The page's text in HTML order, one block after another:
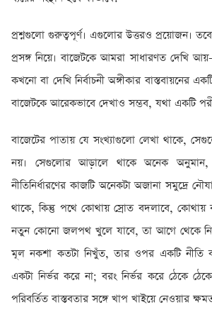
প্রশ্নগুলো গুরুত্বপূর্ণ। এগুলোর উত্তরও প্রয়োজন।
প্রসঙ্গ নিয়ে। বাজেটকে আমরা সাধারণত দেখি আয়-
কখনো বা দেখি নির্বাচনী অঙ্গীকার বাস্তবায়নের
বাজেটকে আরেকভাবে দেখাও সম্ভব, যথা একটি
বাজেটের পাতায় যে সংখ্যাগুলো লেখা থাকে,
নয়। সেগুলোর আড়ালে থাকে অনেক অনুমান,
নীতিনির্ধারণের কাজটি অনেকটা অজানা সমুদ্রে
থাকে, কিন্তু পথে কোথায় স্রোত বদলাবে,
নতুন কোনো জলপথ খুলে যাবে, তা আগে থেকে
মূল নকশা কতটা নিখুঁত, তার ওপর একটি নীতি
একটা নির্ভর করে না; বরং নির্ভর করে ঠেকে
পরিবর্তিত বাস্তবতার সঙ্গে খাপ খাইয়ে নেওয়ার